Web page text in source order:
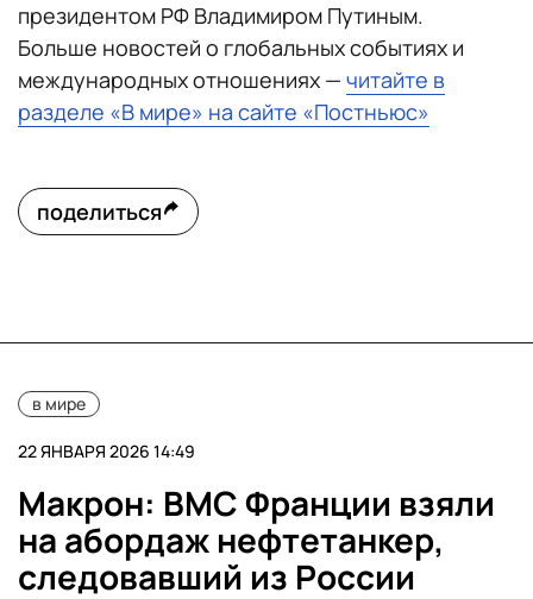
президентом РФ Владимиром Путиным.
Больше новостей о глобальных событиях и
международных отношениях — читайте в
разделе «В мире» на сайте «Постньюс»
поделиться
в мире
22 ЯНВАРЯ 2026 14:49
Макрон: ВМС Франции взяли
на абордаж нефтетанкер,
следовавший из России